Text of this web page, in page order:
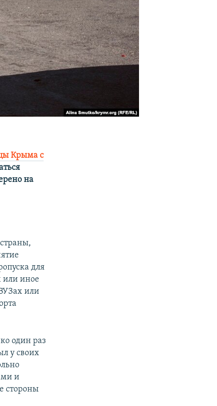
Крыма с
на
для
или иное
или
один раз
у своих
и
стороны